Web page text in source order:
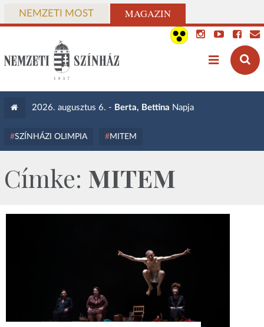
NEMZETI MOST MAGAZIN
2026. augusztus 6. - Berta, Bettina Napja
SZÍNHÁZI OLIMPIA MITEM
Címke: MITEM